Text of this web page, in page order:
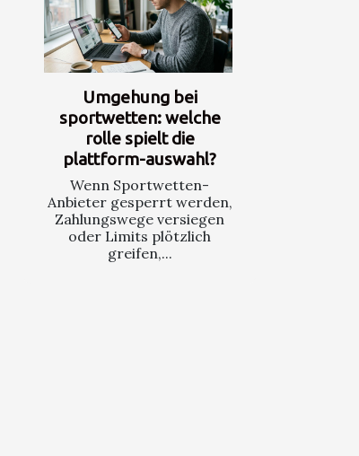
Umgehung bei
sportwetten: welche
rolle spielt die
plattform-auswahl?
Wenn Sportwetten-
Anbieter gesperrt werden,
Zahlungswege versiegen
oder Limits plötzlich
greifen,...